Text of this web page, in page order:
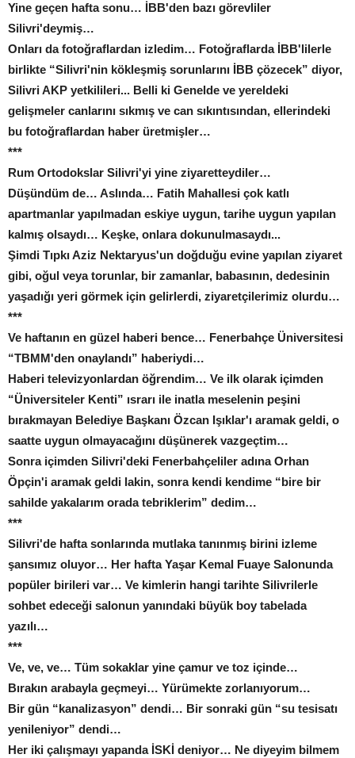
Yine geçen hafta sonu… İBB'den bazı görevliler
Silivri'deymiş…
Onları da fotoğraflardan izledim… Fotoğraflarda İBB'lilerle
birlikte “Silivri'nin kökleşmiş sorunlarını İBB çözecek” diyor,
Silivri AKP yetkilileri... Belli ki Genelde ve yereldeki
gelişmeler canlarını sıkmış ve can sıkıntısından, ellerindeki
bu fotoğraflardan haber üretmişler…
***
Rum Ortodokslar Silivri'yi yine ziyaretteydiler…
Düşündüm de… Aslında… Fatih Mahallesi çok katlı
apartmanlar yapılmadan eskiye uygun, tarihe uygun yapılan
kalmış olsaydı… Keşke, onlara dokunulmasaydı...
Şimdi Tıpkı Aziz Nektaryus'un doğduğu evine yapılan ziyaret
gibi, oğul veya torunlar, bir zamanlar, babasının, dedesinin
yaşadığı yeri görmek için gelirlerdi, ziyaretçilerimiz olurdu…
***
Ve haftanın en güzel haberi bence… Fenerbahçe Üniversitesi
“TBMM'den onaylandı” haberiydi…
Haberi televizyonlardan öğrendim… Ve ilk olarak içimden
“Üniversiteler Kenti” ısrarı ile inatla meselenin peşini
bırakmayan Belediye Başkanı Özcan Işıklar'ı aramak geldi, o
saatte uygun olmayacağını düşünerek vazgeçtim…
Sonra içimden Silivri'deki Fenerbahçeliler adına Orhan
Öpçin'i aramak geldi lakin, sonra kendi kendime “bire bir
sahilde yakalarım orada tebriklerim” dedim…
***
Silivri'de hafta sonlarında mutlaka tanınmış birini izleme
şansımız oluyor… Her hafta Yaşar Kemal Fuaye Salonunda
popüler birileri var… Ve kimlerin hangi tarihte Silivrilerle
sohbet edeceği salonun yanındaki büyük boy tabelada
yazılı…
***
Ve, ve, ve… Tüm sokaklar yine çamur ve toz içinde…
Bırakın arabayla geçmeyi… Yürümekte zorlanıyorum…
Bir gün “kanalizasyon” dendi… Bir sonraki gün “su tesisatı
yenileniyor” dendi…
Her iki çalışmayı yapanda İSKİ deniyor… Ne diyeyim bilmem